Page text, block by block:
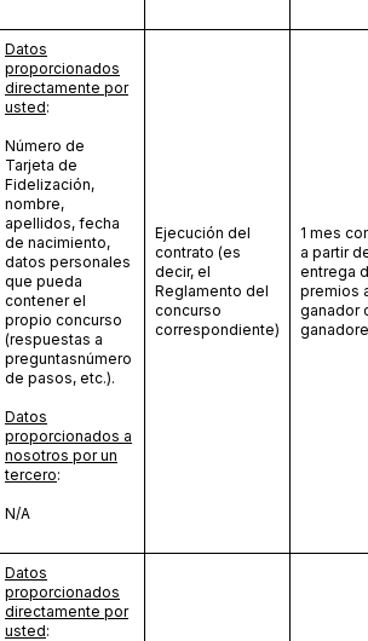
Datos
proporcionados
directamente por
usted:
Número de
Tarjeta de
Fidelización,
nombre,
apellidos, fecha
de nacimiento,
datos personales
que pueda
contener el
propio concurso
(respuestas a
preguntasnúmero
de pasos, etc.).
Datos
proporcionados a
nosotros por un
tercero:
N/A
Ejecución del
contrato (es
decir, el
Reglamento del
concurso
correspondiente)
1 mes
a partir
entrega
premios
ganador
Datos
proporcionados
directamente por
usted: